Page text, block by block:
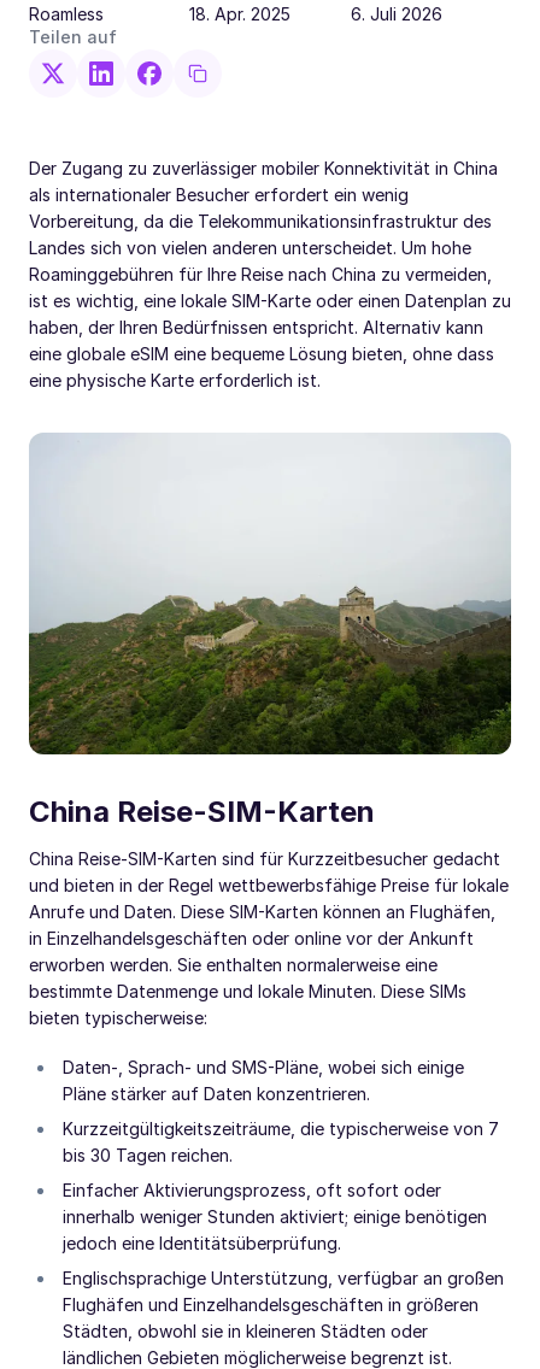
Roamless
18. Apr. 2025
6. Juli 2026
Teilen auf
Der Zugang zu zuverlässiger mobiler Konnektivität in China
als internationaler Besucher erfordert ein wenig
Vorbereitung, da die Telekommunikationsinfrastruktur des
Landes sich von vielen anderen unterscheidet. Um hohe
Roaminggebühren für Ihre Reise nach China zu vermeiden,
ist es wichtig, eine lokale SIM-Karte oder einen Datenplan zu
haben, der Ihren Bedürfnissen entspricht. Alternativ kann
eine globale eSIM eine bequeme Lösung bieten, ohne dass
eine physische Karte erforderlich ist.
China Reise-SIM-Karten
China Reise-SIM-Karten sind für Kurzzeitbesucher gedacht
und bieten in der Regel wettbewerbsfähige Preise für lokale
Anrufe und Daten. Diese SIM-Karten können an Flughäfen,
in Einzelhandelsgeschäften oder online vor der Ankunft
erworben werden. Sie enthalten normalerweise eine
bestimmte Datenmenge und lokale Minuten. Diese SIMs
bieten typischerweise:
Daten-, Sprach- und SMS-Pläne, wobei sich einige
Pläne stärker auf Daten konzentrieren.
Kurzzeitgültigkeitszeiträume, die typischerweise von 7
bis 30 Tagen reichen.
Einfacher Aktivierungsprozess, oft sofort oder
innerhalb weniger Stunden aktiviert; einige benötigen
jedoch eine Identitätsüberprüfung.
Englischsprachige Unterstützung, verfügbar an großen
Flughäfen und Einzelhandelsgeschäften in größeren
Städten, obwohl sie in kleineren Städten oder
ländlichen Gebieten möglicherweise begrenzt ist.